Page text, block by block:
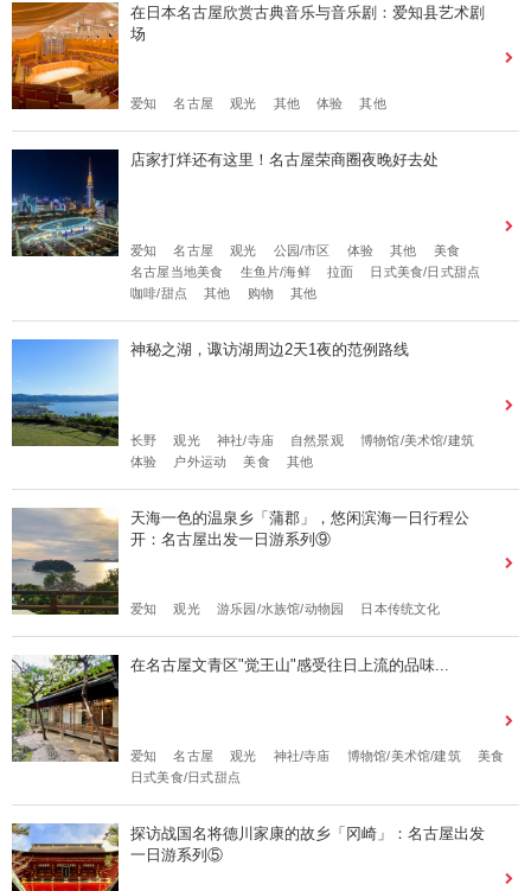
在日本名古屋欣赏古典音乐与音乐剧：爱知县艺术剧
场
爱知 名古屋 观光 其他 体验 其他
店家打烊还有这里！名古屋荣商圈夜晚好去处
爱知 名古屋 观光 公园/市区 体验 其他
美食
名古屋当地美食
生鱼片/海鲜 拉面
日式美食/日式甜点
咖啡/甜点
其他 购物 其他
神秘之湖，诹访湖周边2天1夜的范例路线
长野 观光 神社/寺庙 自然景观
博物馆/美术馆/建筑
体验
户外运动 美食 其他
天海一色的温泉乡「蒲郡」，悠闲滨海一日行程公
开：名古屋出发一日游系列⑨
爱知 观光 游乐园/水族馆/动物园 日本传统文化
在名古屋文青区"觉王山"感受往日上流的品味...
爱知 名古屋 观光 神社/寺庙 博物馆/美术馆/建筑
美食
日式美食/日式甜点
探访战国名将德川家康的故乡「冈崎」：名古屋出发
一日游系列⑤